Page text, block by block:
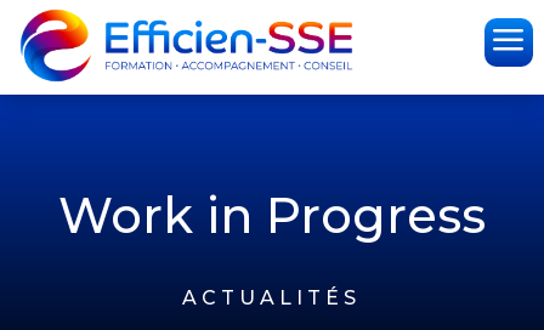
a
Work in Progress
ACTUALITÉS